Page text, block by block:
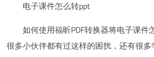
电子课件怎么转ppt
如何使用福昕PDF转换器将电子课件
很多小伙伴都有过这样的困扰，还有很